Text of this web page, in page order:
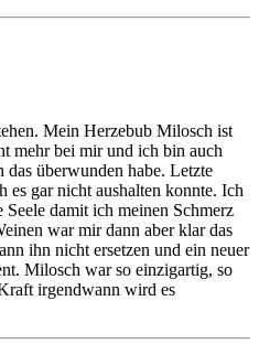
Mein Herzebub Milosch ist
mehr bei mir und ich bin auch
überwunden habe. Letzte
es gar nicht aushalten konnte. Ich
Seele damit ich meinen Schmerz
war mir dann aber klar das
ihn nicht ersetzen und ein neuer
Milosch war so einzigartig, so
irgendwann wird es